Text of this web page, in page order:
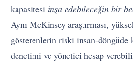
kapasitesi inşa edebileceğin bir
Aynı McKinsey araştırması,
gösterenlerin riski insan-döngüde
denetimi ve yönetici hesap